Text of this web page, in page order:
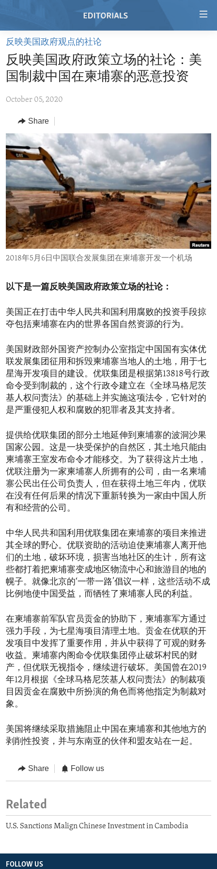
Skip
main
content
to
Navigation
Skip
to
Search
HOME
VIDEO
REGIONS
AFRICA
AMERICAS
ASIA
EUROPE
MIDDLE EAST
TOPICS
HUMAN RIGHTS
SECURITY AND DEFENSE
AID AND DEVELOPMENT
DEMOCRACY AND GOVERNANCE
ECONOMY AND TRADE
ENVIRONMENT AND HEALTH
IDEALS AND INSTITUTIONS
ARCHIVE
ABOUT US
FOLLOW US
反映美国政府观点的社论
反映美国政府政策立场的社论：美
国制裁中国在柬埔寨的恶意投资
October 05, 2020
Share
2018年5月6日中国联合发展集团在柬埔寨开发一个机场
以下是一篇反映美国政府政策立场的社论：
美国正在打击中华人民共和国利用腐败的投资手段掠
夺包括柬埔寨在内的世界各国自然资源的行为。
美国财政部外国资产控制办公室指定中国国有实体优
联发展集团征用和拆毁柬埔寨当地人的土地，用于七
星海开发项目的建设。优联集团是根据第13818号行政
命令受到制裁的，这个行政令建立在《全球马格尼茨
基人权问责法》的基础上并实施这项法令，它针对的
是严重侵犯人权和腐败的犯罪者及其支持者。
提供给优联集团的部分土地延伸到柬埔寨的波洞沙果
国家公园。这是一块受保护的自然区，其土地只能由
柬埔寨王室发布命令才能移交。为了获得这片土地，
优联注册为一家柬埔寨人所拥有的公司，由一名柬埔
寨公民出任公司负责人，但在获得土地三年内，优联
在没有任何后果的情况下重新转换为一家由中国人所
有和经营的公司。
中华人民共和国利用优联集团在柬埔寨的项目来推进
其全球的野心。优联资助的活动迫使柬埔寨人离开他
们的土地，破坏环境，损害当地社区的生计，所有这
些都打着把柬埔寨变成地区物流中心和旅游目的地的
幌子。就像北京的‘一带一路’倡议一样，这些活动不成
比例地使中国受益，而牺牲了柬埔寨人民的利益。
在柬埔寨前军队官员贡金的协助下，柬埔寨军方通过
强力手段，为七星海项目清理土地。贡金在优联的开
发项目中发挥了重要作用，并从中获得了可观的财务
收益。柬埔寨内阁命令优联集团停止破坏村民的财
产，但优联无视指令，继续进行破坏。美国曾在2019
年12月根据《全球马格尼茨基人权问责法》的制裁项
目因贡金在腐败中所扮演的角色而将他指定为制裁对
象。
美国将继续采取措施阻止中国在柬埔寨和其他地方的
剥削性投资，并与东南亚的伙伴和盟友站在一起。
Share Follow us
Related
U.S. Sanctions Malign Chinese Investment in Cambodia
FOLLOW US